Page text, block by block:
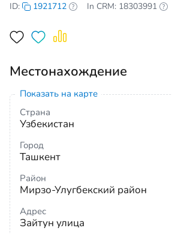
ID: 1921712 In CRM: 18303991
Местонахождение
Показать на карте
Страна
Узбекистан
Город
Ташкент
Район
Мирзо-Улугбекский район
Адрес
Зайтун улица